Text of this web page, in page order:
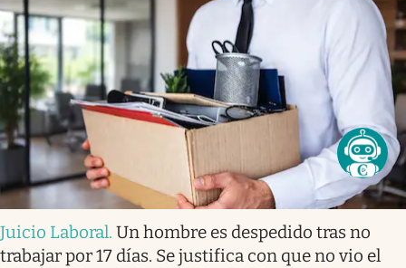
Juicio Laboral. Un hombre es despedido tras no
trabajar por 17 días. Se justifica con que no vio el